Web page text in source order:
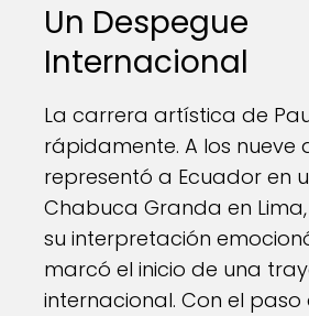
Un Despegue
Internacional
La carrera artística de
rápidamente. A los nueve
representó a Ecuador en
Chabuca Granda en
su interpretación
marcó el inicio de una
internacional. Con el paso